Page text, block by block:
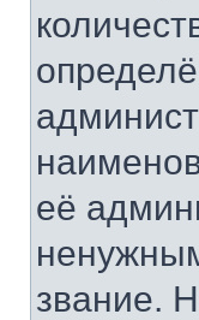
её
звание.